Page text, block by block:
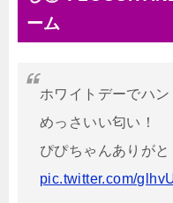
ーム
ホワイトデーでハ
めっさいい匂い！
ぴぴちゃんありがと
pic.twitter.com/